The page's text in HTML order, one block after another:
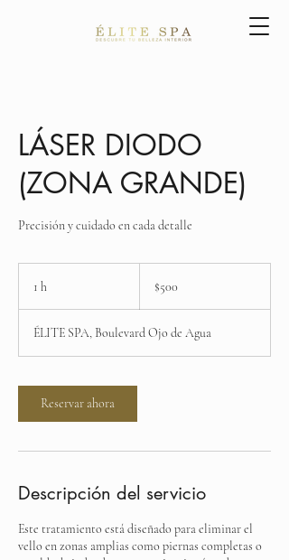
LÁSER DIODO
(ZONA GRANDE)
Precisión y cuidado en cada detalle
1 h
mexicanos
$500
ÉLITE SPA, Boulevard Ojo de Agua
Reservar ahora
Descripción del servicio
Este tratamiento está diseñado para eliminar el
vello en zonas amplias como piernas completas o